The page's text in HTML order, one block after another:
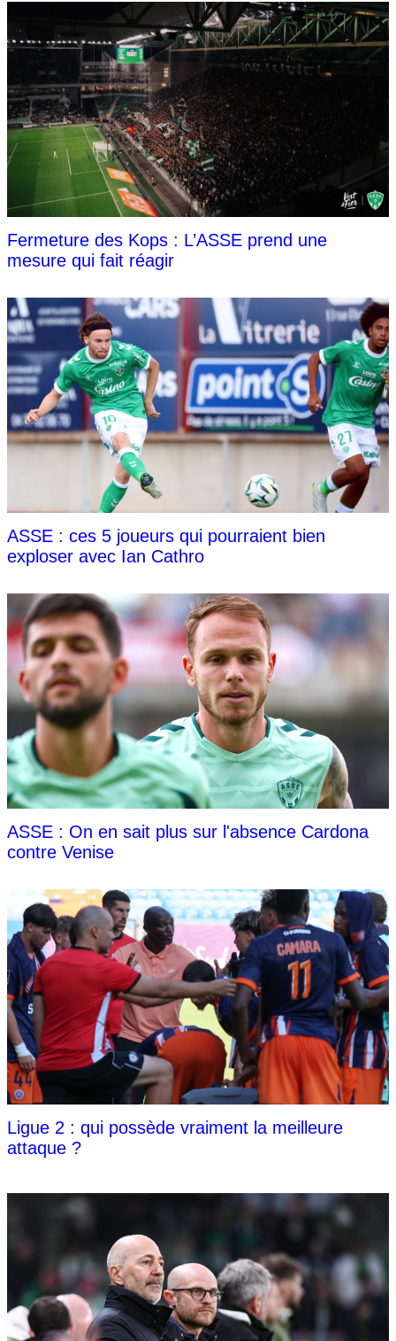
Fermeture des Kops : L’ASSE prend une
mesure qui fait réagir
ASSE : ces 5 joueurs qui pourraient bien
exploser avec Ian Cathro
ASSE : On en sait plus sur l'absence Cardona
contre Venise
Ligue 2 : qui possède vraiment la meilleure
attaque ?